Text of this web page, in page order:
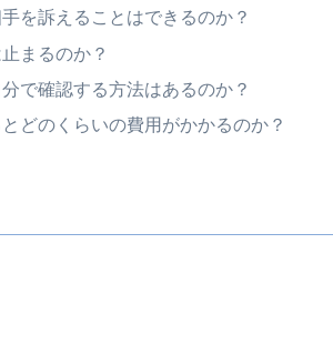
を訴えることはできるのか？
まるのか？
で確認する方法はあるのか？
どのくらいの費用がかかるのか？